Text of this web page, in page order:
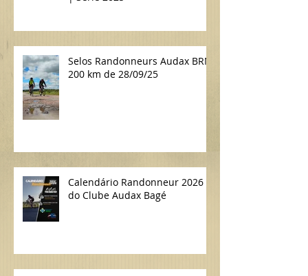
Selos Randonneurs Audax BRM
200 km de 28/09/25
Calendário Randonneur 2026
do Clube Audax Bagé